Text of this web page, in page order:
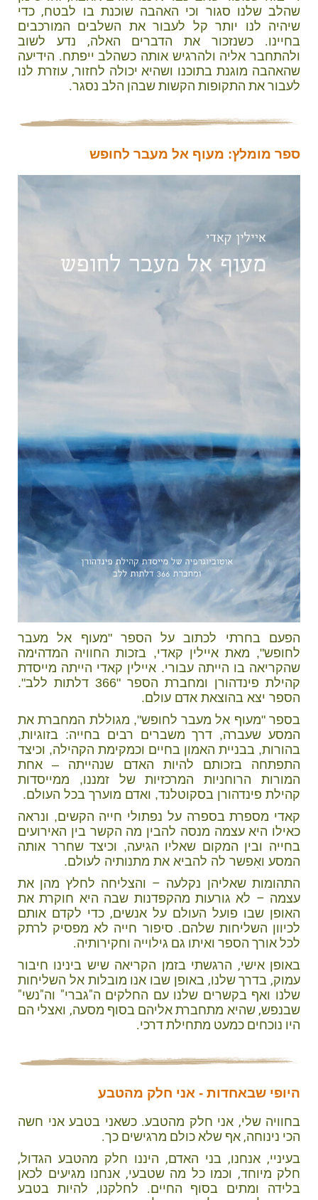
שהלב שלנו סגור וכי האהבה שוכנת בו לבטח, כדי
שיהיה לנו יותר קל לעבור את השלבים המורכבים
בחיינו. כשנזכור את הדברים האלה, נדע לשוב
ולהתחבר אליה ולהרגיש אותה כשהלב ייפתח. הידיעה
שהאהבה מוגנת בתוכנו ושהיא יכולה לחזור, עוזרת לנו
לעבור את התקופות הקשות שבהן הלב נסגר.
ספר מומלץ: מעוף אל מעבר לחופש
הפעם בחרתי לכתוב על הספר "מעוף אל מעבר
לחופש", מאת איילין קאדי, בזכות החוויה המדהימה
שהקריאה בו הייתה עבורי. איילין קאדי הייתה מייסדת
קהילת פינדהורן ומחברת הספר "366 דלתות ללב".
הספר יצא בהוצאת אדם עולם.
בספר "מעוף אל מעבר לחופש", מגוללת המחברת את
המסע שעברה, דרך משברים רבים בחייה: בזוגיות,
בהורות, בבניית האמון בחיים וכמקימת הקהילה, וכיצד
התפתחה בזכותם להיות האדם שנהייתה – אחת
המורות הרוחניות המרכזיות של זמננו, ממייסדות
קהילת פינדהורן בסקוטלנד, ואדם מוערך בכל העולם.
קאדי מספרת בספרה על נפתולי חייה הקשים, ונראה
כאילו היא עצמה מנסה להבין מה הקשר בין האירועים
בחייה ובין המקום שאליו הגיעה, וכיצד שחרר אותה
המסע ואִפשר לה להביא את מתנותיה לעולם.
התהומות שאליהן נקלעה – והצליחה לחלץ מהן את
עצמה – לא גורעות מהקפדנות שבה היא חוקרת את
האופן שבו פועל העולם על אנשים, כדי לקדם אותם
לכיוון השליחות שלהם. סיפור חייה לא מפסיק לרתק
לכל אורך הספר ואיתו גם גילוייה וחקירותיה.
באופן אישי, הרגשתי בזמן הקריאה שיש בינינו חיבור
עמוק, בדרך שלנו, באופן שבו אנו מובלות אל השליחות
שלנו ואף בקשרים שלנו עם החלקים ה"גברי" וה"נשי"
שבנפש, שהיא מתחברת אליהם בסוף מסעה, ואצלי הם
היו נוכחים כמעט מתחילת דרכי.
היופי שבאחדות - אני חלק מהטבע
בחוויה שלי, אני חלק מהטבע. כשאני בטבע אני חשה
הכי נינוחה, אף שלא כולם מרגישים כך.
בעיניי, אנחנו, בני האדם, היננו חלק מהטבע הגדול,
חלק מיוחד, וכמו כל מה שטבעי, אנחנו מגיעים לכאן
בלידה ומתים בסוף החיים. לחלקנו, להיות בטבע